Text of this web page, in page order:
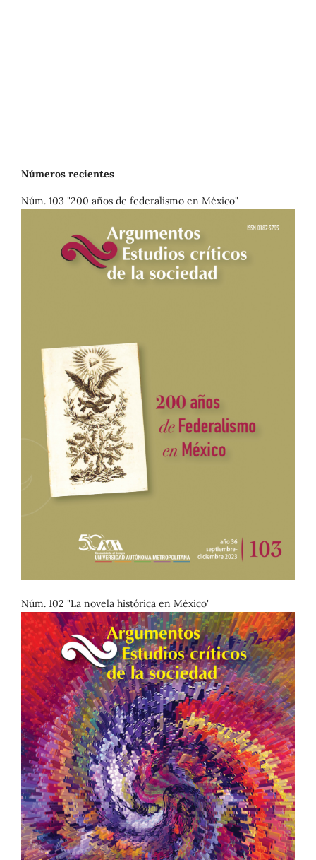
Números recientes
Núm. 103 "200 años de federalismo en México"
Núm. 102 "La novela histórica en México"